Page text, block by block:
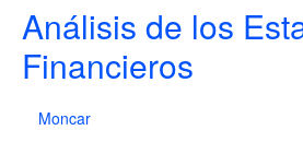
Análisis de los
Financieros
Moncar